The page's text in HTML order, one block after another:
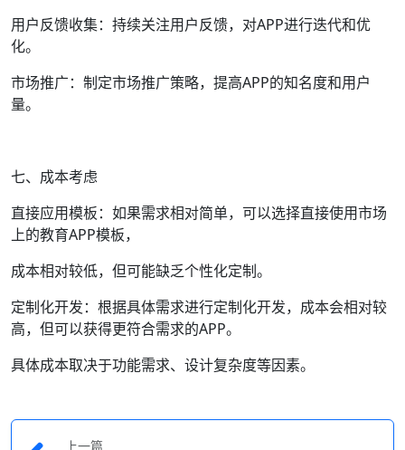
用户反馈收集：持续关注用户反馈，对APP进行迭代和优
化。
市场推广：制定市场推广策略，提高APP的知名度和用户
量。
七、成本考虑
直接应用模板：如果需求相对简单，可以选择直接使用市场
上的教育APP模板，
成本相对较低，但可能缺乏个性化定制。
定制化开发：根据具体需求进行定制化开发，成本会相对较
高，但可以获得更符合需求的APP。
具体成本取决于功能需求、设计复杂度等因素。
上一篇